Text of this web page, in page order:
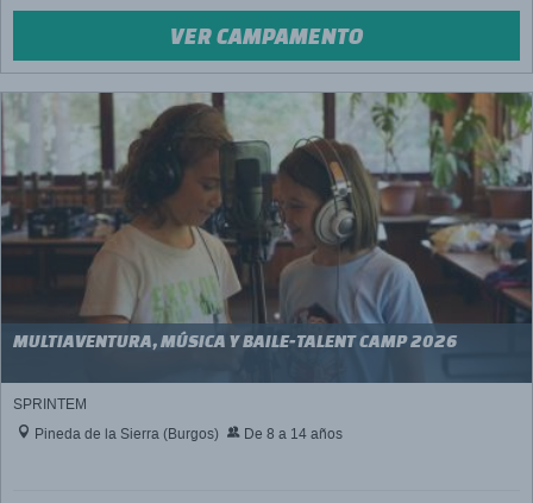
VER CAMPAMENTO
MULTIAVENTURA, MÚSICA Y BAILE-TALENT CAMP 2026
SPRINTEM
Pineda de la Sierra (Burgos)
De 8 a 14 años